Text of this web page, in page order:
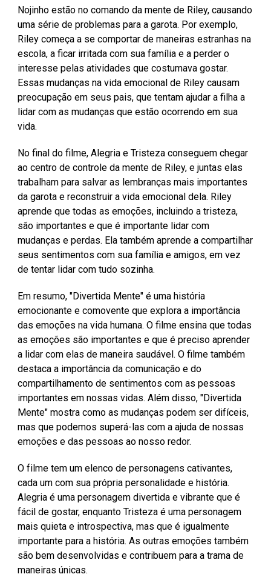
Nojinho estão no comando da mente de Riley, causando
uma série de problemas para a garota. Por exemplo,
Riley começa a se comportar de maneiras estranhas na
escola, a ficar irritada com sua família e a perder o
interesse pelas atividades que costumava gostar.
Essas mudanças na vida emocional de Riley causam
preocupação em seus pais, que tentam ajudar a filha a
lidar com as mudanças que estão ocorrendo em sua
vida.
No final do filme, Alegria e Tristeza conseguem chegar
ao centro de controle da mente de Riley, e juntas elas
trabalham para salvar as lembranças mais importantes
da garota e reconstruir a vida emocional dela. Riley
aprende que todas as emoções, incluindo a tristeza,
são importantes e que é importante lidar com
mudanças e perdas. Ela também aprende a compartilhar
seus sentimentos com sua família e amigos, em vez
de tentar lidar com tudo sozinha.
Em resumo, "Divertida Mente" é uma história
emocionante e comovente que explora a importância
das emoções na vida humana. O filme ensina que todas
as emoções são importantes e que é preciso aprender
a lidar com elas de maneira saudável. O filme também
destaca a importância da comunicação e do
compartilhamento de sentimentos com as pessoas
importantes em nossas vidas. Além disso, "Divertida
Mente" mostra como as mudanças podem ser difíceis,
mas que podemos superá-las com a ajuda de nossas
emoções e das pessoas ao nosso redor.
O filme tem um elenco de personagens cativantes,
cada um com sua própria personalidade e história.
Alegria é uma personagem divertida e vibrante que é
fácil de gostar, enquanto Tristeza é uma personagem
mais quieta e introspectiva, mas que é igualmente
importante para a história. As outras emoções também
são bem desenvolvidas e contribuem para a trama de
maneiras únicas.